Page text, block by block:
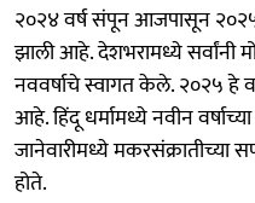
२०२४ वर्ष संपून आजपासून
झाली आहे. देशभरामध्ये सर्वांनी
नववर्षाचे स्वागत केले. २०२५ हे
आहे. हिंदू धर्मामध्ये नवीन
जानेवारीमध्ये
होते.